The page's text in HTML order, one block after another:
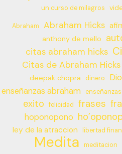
un curso de milagros
Abraham Abraham Hicks
anthony de mello
citas abraham hicks
Citas de Abraham Hicks
deepak chopra dinero
enseñanzas abraham
exito felicidad frases
hoponopono
ley de la atraccion libertad
Medita meditacion